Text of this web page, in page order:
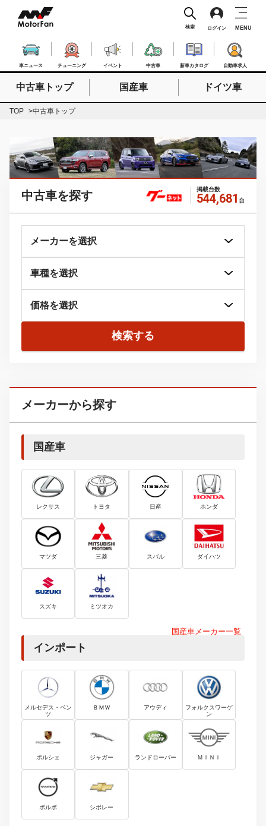
車ニュース チューニング イベント 中古車 新車カタログ 自動車求人
検索 ログイン MENU
検索したいキーワードを入力
中古車トップ 国産車 ドイツ車
TOP 中古車トップ
中古車を探す 掲載台数
544,681 台
検索する
メーカーから探す
国産車
レクサス トヨタ 日産 ホンダ
マツダ 三菱 スバル ダイハツ
スズキ ミツオカ
国産車メーカー一覧
インポート
メルセデス・ベン
ツ
ＢＭＷ アウディ
フォルクスワーゲ
ン
ポルシェ ジャガー ランドローバー ＭＩＮＩ
ボルボ シボレー